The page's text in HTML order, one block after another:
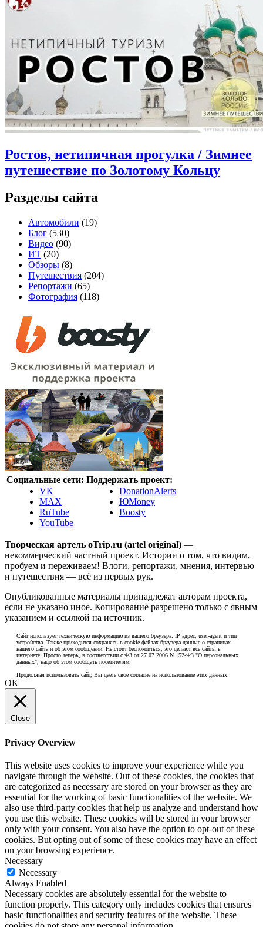
Ростов, нетипичная прогулка / Зимнее
путешествие по Золотому Кольцу
Разделы сайта
Автомобили (19)
Блог (530)
Видео (90)
ИТ (20)
Обзоры (8)
Путешествия (204)
Репортажи (65)
Фотография (118)
Социальные сети:
VK
MAX
RuTube
YouTube
Поддержать проект:
DonationAlerts
ЮMoney
Boosty
Творческая артель oTrip.ru (artel original) —
некоммерческий частный проект. Истории о том, что видим,
пробуем и переживаем! Влоги, репортажи, мнения, интервью
и путешествия — всё из первых рук.
Опубликованные материалы принадлежат авторам проекта,
если не указано иное. Копирование разрешено только с явным
указанием и ссылкой на источник.
Сайт использует техническую информацию из вашего браузера: IP адрес, user-agent и тип
устройства. Также приходится сохранять в cookie файлах браузера данные о страницах
нашего сайта и об этом сообщении. Не стоит беспокоиться, это делают все сайты в
интернете. Просто теперь, в соответствии с ФЗ от 27.07.2006 N 152-ФЗ "О персональных
данных", надо об этом сообщать посетителям.
Продолжая использовать сайт, Вы даете свое согласие на использование этих данных.
ОК
Close
Privacy Overview
This website uses cookies to improve your experience while you
navigate through the website. Out of these cookies, the cookies that
are categorized as necessary are stored on your browser as they are
essential for the working of basic functionalities of the website. We
also use third-party cookies that help us analyze and understand how
you use this website. These cookies will be stored in your browser
only with your consent. You also have the option to opt-out of these
cookies. But opting out of some of these cookies may have an effect
on your browsing experience.
Necessary
Necessary
Always Enabled
Necessary cookies are absolutely essential for the website to
function properly. This category only includes cookies that ensures
basic functionalities and security features of the website. These